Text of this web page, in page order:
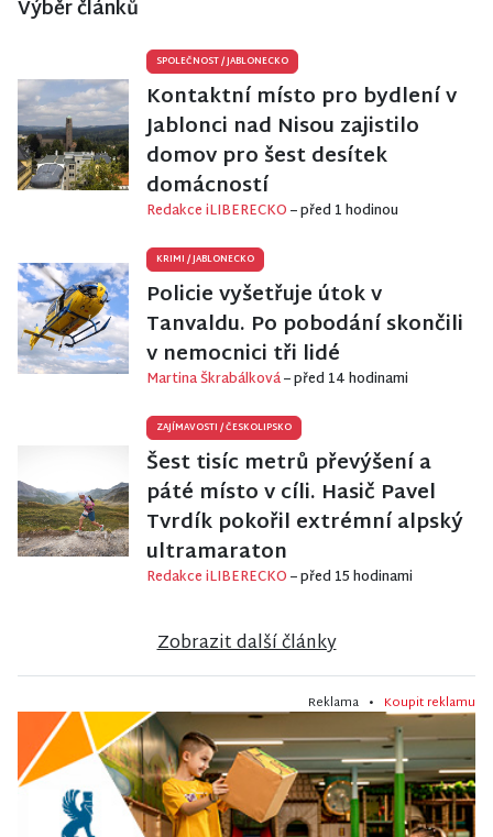
Výběr článků
SPOLEČNOST/JABLONECKO
Kontaktní místo pro bydlení v
Jablonci nad Nisou zajistilo
domov pro šest desítek
domácností
Redakce iLIBERECKO– před 1 hodinou
KRIMI /JABLONECKO
Policie vyšetřuje útok v
Tanvaldu. Po pobodání skončili
v nemocnici tři lidé
Martina Škrabálková– před 14 hodinami
ZAJÍMAVOSTI /ČESKOLIPSKO
Šest tisíc metrů převýšení a
páté místo v cíli. Hasič Pavel
Tvrdík pokořil extrémní alpský
ultramaraton
Redakce iLIBERECKO– před 15 hodinami
Zobrazit další články
Reklama • Koupit reklamu